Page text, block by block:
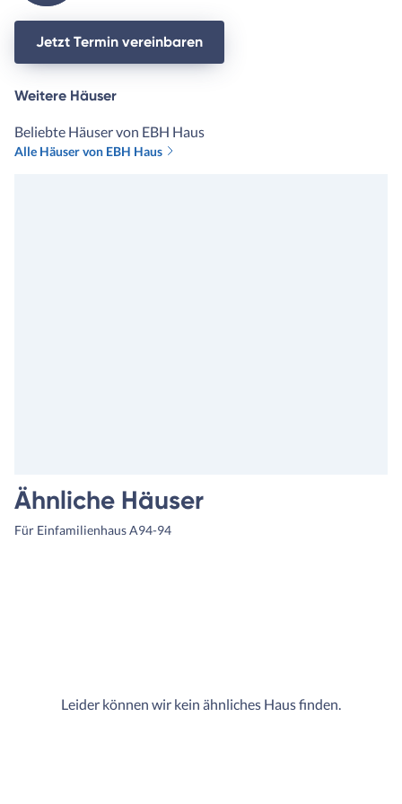
Jetzt Termin vereinbaren
Weitere Häuser
Beliebte Häuser von EBH Haus
Alle Häuser von EBH Haus
Ähnliche Häuser
Für Einfamilienhaus A94-94
Leider können wir kein ähnliches Haus finden.